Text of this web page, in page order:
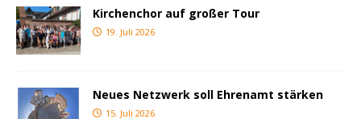
Kirchenchor auf großer Tour
19. Juli 2026
Neues Netzwerk soll Ehrenamt stärken
15. Juli 2026